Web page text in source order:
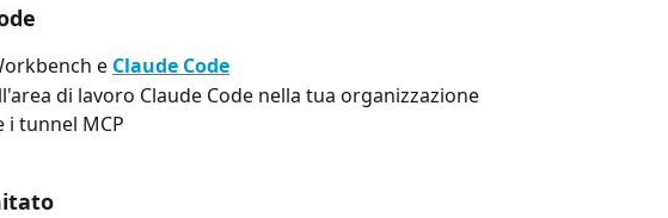
e Claude Code
di lavoro Claude Code nella tua organizzazione
i tunnel MCP